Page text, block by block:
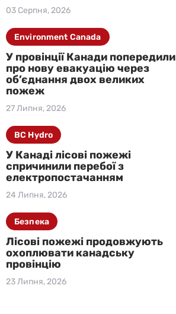
03 Серпня, 2026
У провінції Канади попередили
про нову евакуацію через
об’єднання двох великих
пожеж
27 Липня, 2026
Environment Canada
У Канаді лісові пожежі
спричинили перебої з
електропостачанням
24 Липня, 2026
BC Hydro
Лісові пожежі продовжують
охоплювати канадську
провінцію
23 Липня, 2026
Безпека